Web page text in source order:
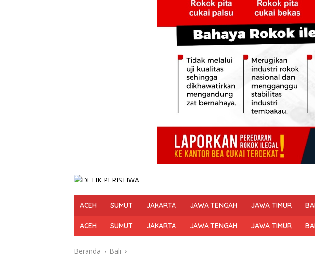
ACEH SUMUT JAKARTA JAWA TENGAH JAWA TIMUR
ACEH SUMUT JAKARTA JAWA TENGAH JAWA TIMUR
Beranda Bali